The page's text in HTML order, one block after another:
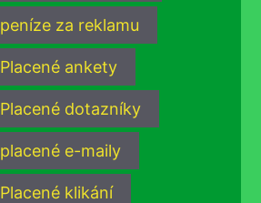
peníze za reklamu
Placené ankety
Placené dotazníky
placené e-maily
Placené klikání